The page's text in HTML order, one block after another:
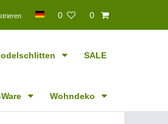
0 0
SALE
Wohndeko